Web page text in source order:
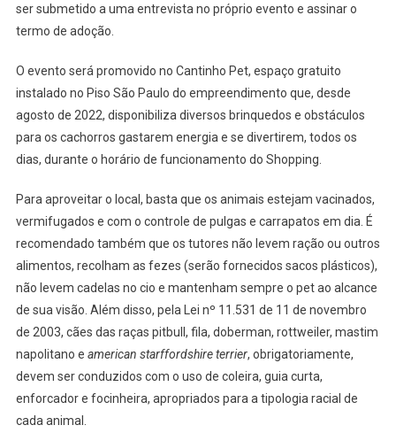
ser submetido a uma entrevista no próprio evento e assinar o
termo de adoção.
O evento será promovido no Cantinho Pet, espaço gratuito
instalado no Piso São Paulo do empreendimento que, desde
agosto de 2022, disponibiliza diversos brinquedos e obstáculos
para os cachorros gastarem energia e se divertirem, todos os
dias, durante o horário de funcionamento do Shopping.
Para aproveitar o local, basta que os animais estejam vacinados,
vermifugados e com o controle de pulgas e carrapatos em dia. É
recomendado também que os tutores não levem ração ou outros
alimentos, recolham as fezes (serão fornecidos sacos plásticos),
não levem cadelas no cio e mantenham sempre o pet ao alcance
de sua visão. Além disso, pela Lei nº 11.531 de 11 de novembro
de 2003, cães das raças pitbull, fila, doberman, rottweiler, mastim
napolitano e american starffordshire terrier, obrigatoriamente,
devem ser conduzidos com o uso de coleira, guia curta,
enforcador e focinheira, apropriados para a tipologia racial de
cada animal.